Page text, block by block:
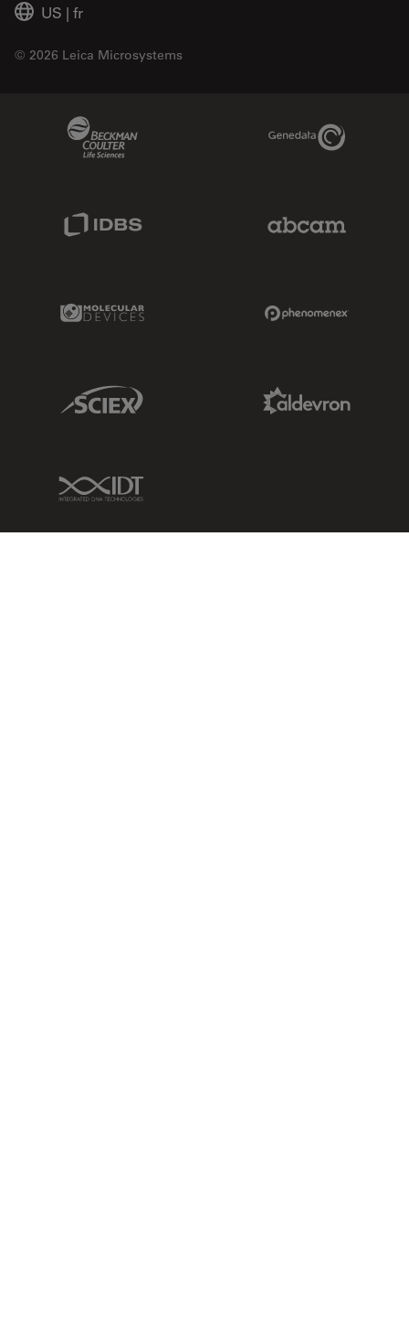
US | fr
© 2026 Leica Microsystems
Genedata Link
Molecular Devices Link
Sciex Link
IDT Link